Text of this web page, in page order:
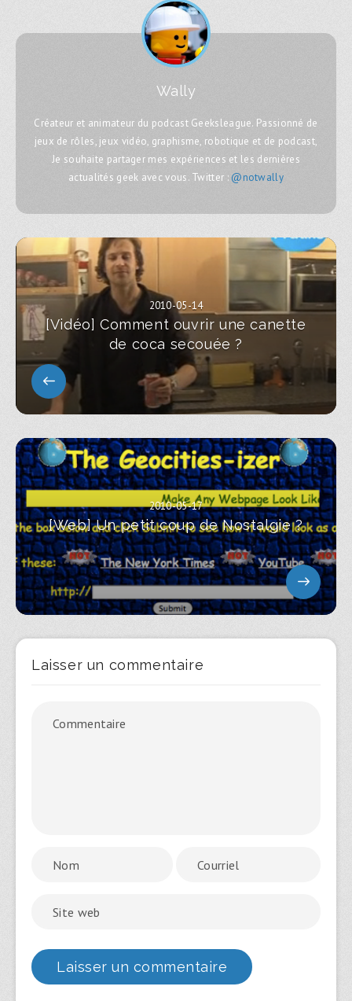
Wally
Créateur et animateur du podcast Geeksleague. Passionné de
jeux de rôles, jeux vidéo, graphisme, robotique et de podcast,
Je souhaite partager mes expériences et les dernières
actualités geek avec vous. Twitter : @notwally
2010-05-14
[Vidéo] Comment ouvrir une canette
de coca secouée ?
2010-05-17
[Web] Un petit coup de Nostalgie ?
Laisser un commentaire